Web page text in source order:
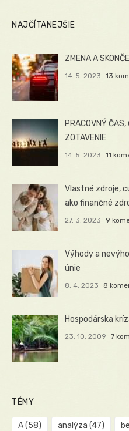
NAJČÍTANEJŠIE
ZMENA A
14. 5. 2023 13
PRACOVNÝ ČAS,
ZOTAVENIE
14. 5. 2023 11
Vlastné zdroje,
ako finančné
27. 3. 2023 9
Výhody a
únie
8. 4. 2023 8
Hospodárska
23. 10. 2009 7
TÉMY
A(58) analýza (47)